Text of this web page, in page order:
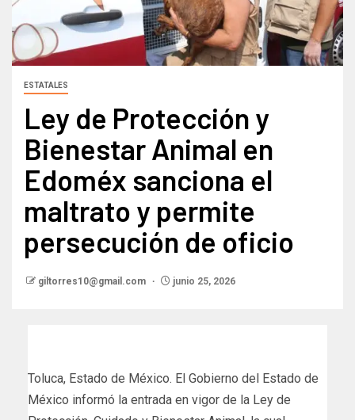
ESTATALES
Ley de Protección y
Bienestar Animal en
Edoméx sanciona el
maltrato y permite
persecución de oficio
giltorres10@gmail.com junio 25, 2026
Toluca, Estado de México. El Gobierno del Estado de
México informó la entrada en vigor de la Ley de